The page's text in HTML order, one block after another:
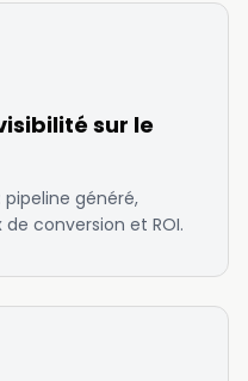
sur le
généré,
conversion et ROI.